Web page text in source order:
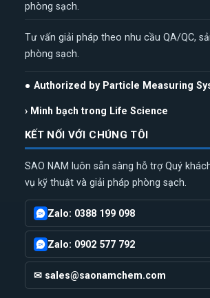
phòng sạch.
Tư vấn giải pháp theo nhu cầu QA/QC,
phòng sạch.
● Authorized by Particle Measuring
› Minh bạch trong Life Science
KẾT NỐI VỚI CHÚNG TÔI
SAO NAM luôn sẵn sàng hỗ trợ Quý
vụ kỹ thuật và giải pháp phòng sạch.
Zalo: 0388 199 098
Zalo: 0902 577 792
✉ sales@saonamchem.com